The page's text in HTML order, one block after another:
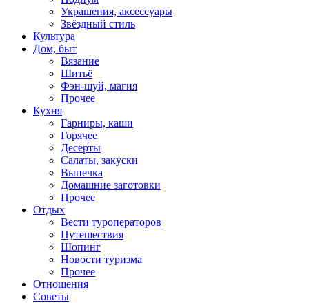
Украшения, аксессуары
Звёздный стиль
Культура
Дом, быт
Вязание
Шитьё
Фэн-шуй, магия
Прочее
Кухня
Гарниры, каши
Горячее
Десерты
Салаты, закуски
Выпечка
Домашние заготовки
Прочее
Отдых
Вести туроператоров
Путешествия
Шопинг
Новости туризма
Прочее
Отношения
Советы